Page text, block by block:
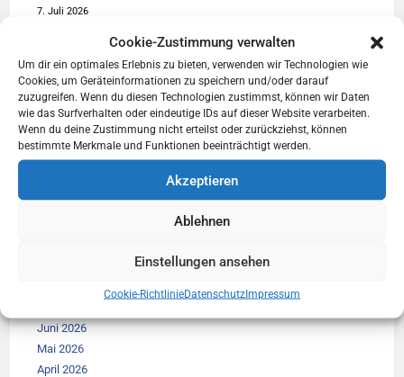
Cookie-Zustimmung verwalten
Um dir ein optimales Erlebnis zu bieten, verwenden wir Technologien wie
Cookies, um Geräteinformationen zu speichern und/oder darauf
zuzugreifen. Wenn du diesen Technologien zustimmst, können wir Daten
wie das Surfverhalten oder eindeutige IDs auf dieser Website verarbeiten.
Wenn du deine Zustimmung nicht erteilst oder zurückziehst, können
bestimmte Merkmale und Funktionen beeinträchtigt werden.
Akzeptieren
Ablehnen
Einstellungen ansehen
Cookie-RichtlinieDatenschutzImpressum
7. Juli 2026
6. Juli 2026
Wir suchen Dich… als Übungsleiter/-in fürs Kinderturnen
5. Juli 2026
Erfolgreiche Teilnahme am Sprintercup mit Übernachtung im
Freibad Kirchheim
Juni 2026
Mai 2026
April 2026